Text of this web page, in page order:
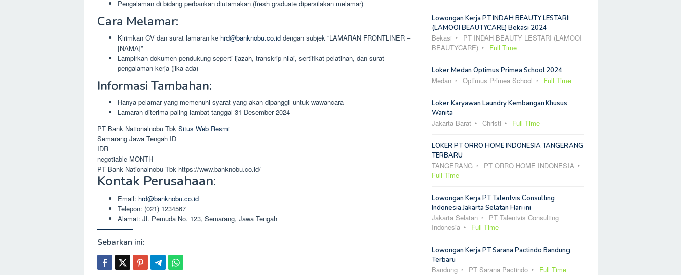
Pengalaman di bidang perbankan diutamakan (fresh graduate dipersilakan melamar)
Cara Melamar:
Kirimkan CV dan surat lamaran ke hrd@banknobu.co.id dengan subjek “LAMARAN FRONTLINER –
[NAMA]”
Lampirkan dokumen pendukung seperti ijazah, transkrip nilai, sertifikat pelatihan, dan surat
pengalaman kerja (jika ada)
Informasi Tambahan:
Hanya pelamar yang memenuhi syarat yang akan dipanggil untuk wawancara
Lamaran diterima paling lambat tanggal 31 Desember 2024
PT Bank Nationalnobu Tbk Situs Web Resmi
Semarang Jawa Tengah ID
IDR
negotiable MONTH
PT Bank Nationalnobu Tbk https://www.banknobu.co.id/
Kontak Perusahaan:
Email: hrd@banknobu.co.id
Telepon: (021) 1234567
Alamat: Jl. Pemuda No. 123, Semarang, Jawa Tengah
Sebarkan ini:
Lowongan Kerja PT INDAH BEAUTY LESTARI
(LAMOOI BEAUTYCARE) Bekasi 2024
Bekasi
PT INDAH BEAUTY LESTARI (LAMOOI
BEAUTYCARE)
Full Time
Loker Medan Optimus Primea School 2024
Medan Optimus Primea School Full Time
Loker Karyawan Laundry Kembangan Khusus
Wanita
Jakarta Barat Christi Full Time
LOKER PT ORRO HOME INDONESIA TANGERANG
TERBARU
TANGERANG
PT ORRO HOME INDONESIA
Full Time
Lowongan Kerja PT Talentvis Consulting
Indonesia Jakarta Selatan Hari ini
Jakarta Selatan
PT Talentvis Consulting
Indonesia
Full Time
Lowongan Kerja PT Sarana Pactindo Bandung
Terbaru
Bandung PT Sarana Pactindo Full Time